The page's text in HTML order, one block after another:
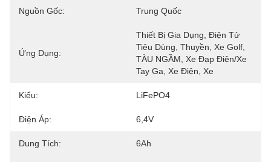
Nguồn Gốc: Trung Quốc
Ứng Dụng:
Thiết Bị Gia Dụng, Điện Tử
Tiêu Dùng, Thuyền, Xe Golf,
TÀU NGẦM, Xe Đạp Điện/xe
Tay Ga, Xe Điện, Xe
Kiểu: LiFePO4
Điện Áp: 6,4V
Dung Tích: 6Ah